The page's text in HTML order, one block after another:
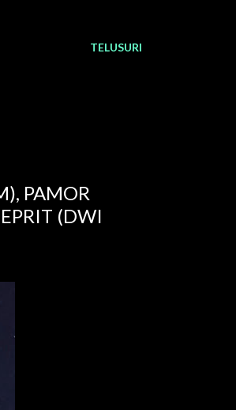
TELUSURI
PAMOR
(DWI